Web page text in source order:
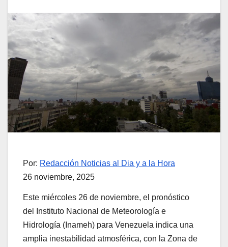
Por: Redacción Noticias al Dia y a la Hora
26 noviembre, 2025
Este miércoles 26 de noviembre, el pronóstico
del Instituto Nacional de Meteorología e
Hidrología (Inameh) para Venezuela indica una
amplia inestabilidad atmosférica, con la Zona de